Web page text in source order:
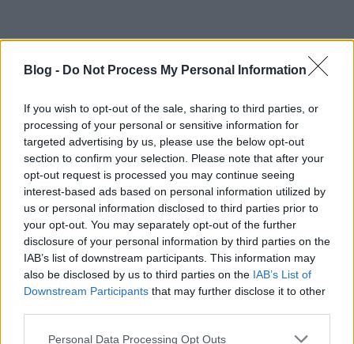
Blog - Do Not Process My Personal Information
If you wish to opt-out of the sale, sharing to third parties, or
processing of your personal or sensitive information for
targeted advertising by us, please use the below opt-out
section to confirm your selection. Please note that after your
opt-out request is processed you may continue seeing
interest-based ads based on personal information utilized by
us or personal information disclosed to third parties prior to
your opt-out. You may separately opt-out of the further
disclosure of your personal information by third parties on the
IAB’s list of downstream participants. This information may
also be disclosed by us to third parties on the IAB’s List of
Downstream Participants that may further disclose it to other
Please note that this website/app uses one or more Google
Personal Data Processing Opt Outs